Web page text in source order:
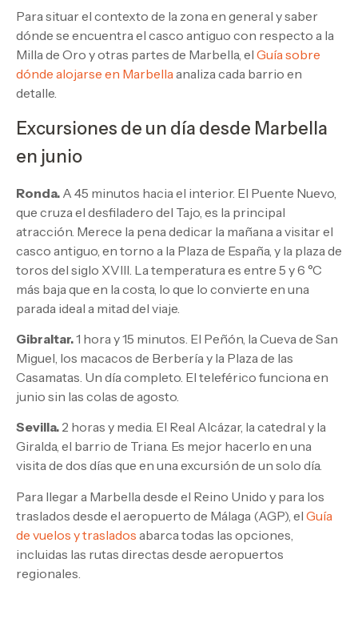
Para situar el contexto de la zona en general y saber
dónde se encuentra el casco antiguo con respecto a la
Milla de Oro y otras partes de Marbella, el Guía sobre
dónde alojarse en Marbellaanaliza cada barrio en
detalle.
Excursiones de un día desde Marbella
en junio
Ronda. A 45 minutos hacia el interior. El Puente Nuevo,
que cruza el desfiladero del Tajo, es la principal
atracción. Merece la pena dedicar la mañana a visitar el
casco antiguo, en torno a la Plaza de España, y la plaza de
toros del siglo XVIII. La temperatura es entre 5 y 6 °C
más baja que en la costa, lo que lo convierte en una
parada ideal a mitad del viaje.
Gibraltar.1 hora y 15 minutos. El Peñón, la Cueva de San
Miguel, los macacos de Berbería y la Plaza de las
Casamatas. Un día completo. El teleférico funciona en
junio sin las colas de agosto.
Sevilla. 2 horas y media. El Real Alcázar, la catedral y la
Giralda, el barrio de Triana. Es mejor hacerlo en una
visita de dos días que en una excursión de un solo día.
Para llegar a Marbella desde el Reino Unido y para los
traslados desde el aeropuerto de Málaga (AGP), el Guía
de vuelos y traslados abarca todas las opciones,
incluidas las rutas directas desde aeropuertos
regionales.